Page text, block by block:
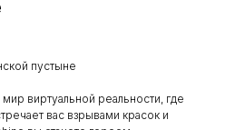
пустыне
виртуальной реальности, где
вас взрывами красок и